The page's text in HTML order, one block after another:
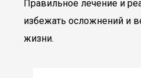
Правильное лечение и
избежать осложнений и
жизни.